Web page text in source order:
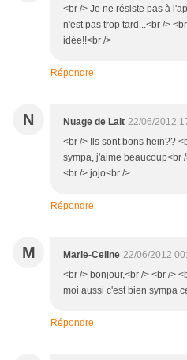
<br /> Je ne résiste pas à
n'est pas trop tard...<br />
idée!!<br />
Répondre
N Nuage de Lait 22/06/2012
<br /> Ils sont bons hein??
sympa, j'aime beaucoup<br
<br /> jojo<br />
Répondre
M Marie-Celine 22/06/2012
<br /> bonjour,<br /> <br />
moi aussi c'est bien sympa
Répondre